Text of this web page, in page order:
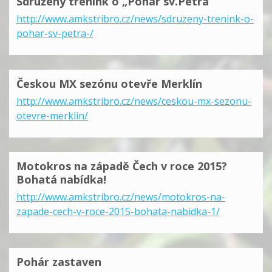
http://www.amkstribro.cz/news/sdruzeny-trenink-o-
pohar-sv-petra-/
Českou MX sezónu otevře Merklín
http://www.amkstribro.cz/news/ceskou-mx-sezonu-
otevre-merklin/
Motokros na západě Čech v roce 2015?
Bohatá nabídka!
http://www.amkstribro.cz/news/motokros-na-
zapade-cech-v-roce-2015-bohata-nabidka-1/
Pohár zastaven